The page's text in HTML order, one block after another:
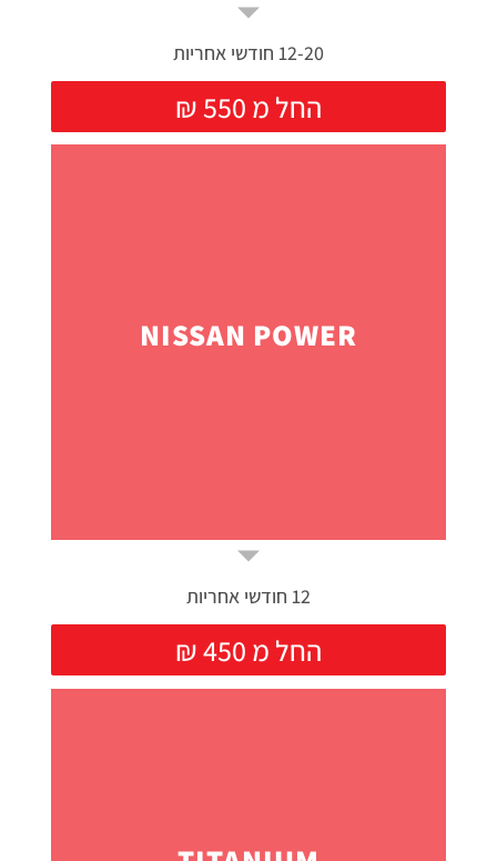
12-20 חודשי אחריות
₪ החל מ 550
NISSAN POWER
12 חודשי אחריות
₪ החל מ 450